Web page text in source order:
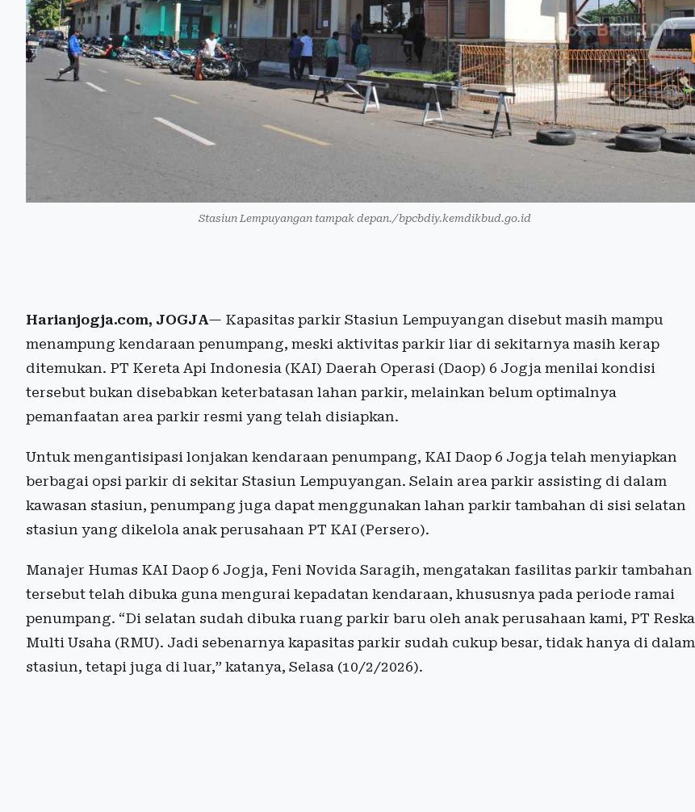
Stasiun Lempuyangan tampak depan./bpcbdiy.kemdikbud.go.id
Harianjogja.com, JOGJA— Kapasitas parkir Stasiun Lempuyangan disebut masih mampu
menampung kendaraan penumpang, meski aktivitas parkir liar di sekitarnya masih kerap
ditemukan. PT Kereta Api Indonesia (KAI) Daerah Operasi (Daop) 6 Jogja menilai kondisi
tersebut bukan disebabkan keterbatasan lahan parkir, melainkan belum optimalnya
pemanfaatan area parkir resmi yang telah disiapkan.
Untuk mengantisipasi lonjakan kendaraan penumpang, KAI Daop 6 Jogja telah menyiapkan
berbagai opsi parkir di sekitar Stasiun Lempuyangan. Selain area parkir assisting di dalam
kawasan stasiun, penumpang juga dapat menggunakan lahan parkir tambahan di sisi selatan
stasiun yang dikelola anak perusahaan PT KAI (Persero).
Manajer Humas KAI Daop 6 Jogja, Feni Novida Saragih, mengatakan fasilitas parkir tambahan
tersebut telah dibuka guna mengurai kepadatan kendaraan, khususnya pada periode ramai
penumpang. “Di selatan sudah dibuka ruang parkir baru oleh anak perusahaan kami, PT Reska
Multi Usaha (RMU). Jadi sebenarnya kapasitas parkir sudah cukup besar, tidak hanya di dalam
stasiun, tetapi juga di luar,” katanya, Selasa (10/2/2026).